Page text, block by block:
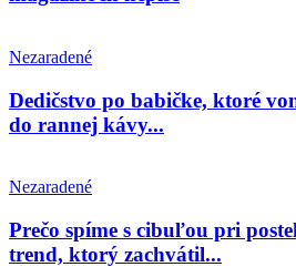
Nezaradené
Dedičstvo po babičke, ktoré
do rannej kávy...
Nezaradené
Prečo spíme s cibuľou pri
trend, ktorý zachvátil...